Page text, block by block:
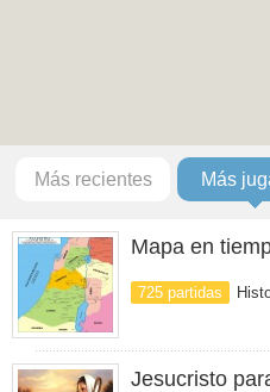
Más recientes Más
Mapa en
725 partidas
Jesucristo